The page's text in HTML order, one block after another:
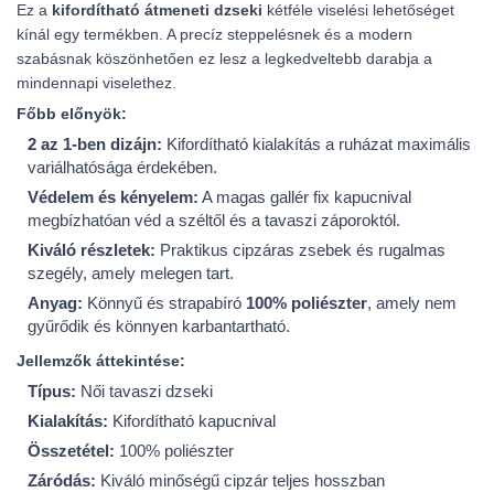
Ez a kifordítható átmeneti dzseki kétféle viselési lehetőséget
kínál egy termékben. A precíz steppelésnek és a modern
szabásnak köszönhetően ez lesz a legkedveltebb darabja a
mindennapi viselethez.
Főbb előnyök:
2 az 1-ben dizájn: Kifordítható kialakítás a ruházat maximális
variálhatósága érdekében.
Védelem és kényelem: A magas gallér fix kapucnival
megbízhatóan véd a széltől és a tavaszi záporoktól.
Kiváló részletek: Praktikus cipzáras zsebek és rugalmas
szegély, amely melegen tart.
Anyag: Könnyű és strapabíró 100% poliészter, amely nem
gyűrődik és könnyen karbantartható.
Jellemzők áttekintése:
Típus: Női tavaszi dzseki
Kialakítás: Kifordítható kapucnival
Összetétel: 100% poliészter
Záródás: Kiváló minőségű cipzár teljes hosszban